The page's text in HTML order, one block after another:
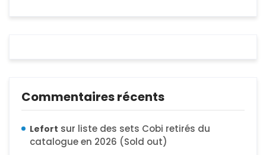
Commentaires récents
Lefort sur liste des sets Cobi retirés du
catalogue en 2026 (Sold out)